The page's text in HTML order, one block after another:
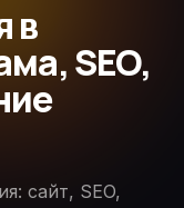
в
SEO,
сайт, SEO,